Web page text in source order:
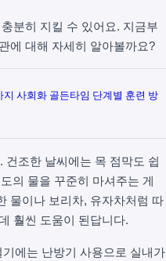
분히 지킬 수 있어요. 지금부
에 대해 자세히 알아볼까요?
지 사회화 골든타임 단계별 훈련 방
건조한 날씨에는 목 점막도 쉽
의 물을 꾸준히 마셔주는 게
물이나 보리차, 유자차처럼 따
훨씬 도움이 된답니다.
기에는 난방기 사용으로 실내가